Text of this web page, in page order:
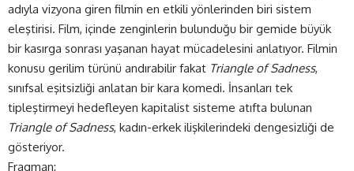
adıyla vizyona giren filmin en etkili yönlerinden biri sistem
eleştirisi. Film, içinde zenginlerin bulunduğu bir gemide büyük
bir kasırga sonrası yaşanan hayat mücadelesini anlatıyor. Filmin
konusu gerilim türünü andırabilir fakat Triangle of Sadness,
sınıfsal eşitsizliği anlatan bir kara komedi. İnsanları tek
tipleştirmeyi hedefleyen kapitalist sisteme atıfta bulunan
Triangle of Sadness, kadın-erkek ilişkilerindeki dengesizliği de
gösteriyor.
Fragman: